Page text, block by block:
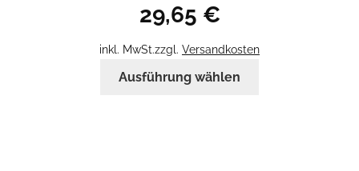
29,65 €
inkl. MwSt.zzgl. Versandkosten
Ausführung wählen